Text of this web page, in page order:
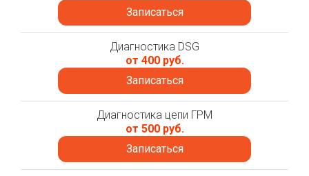
Записаться
Диагностика DSG
от 400 руб.
Записаться
Диагностика цепи ГРМ
от 500 руб.
Записаться